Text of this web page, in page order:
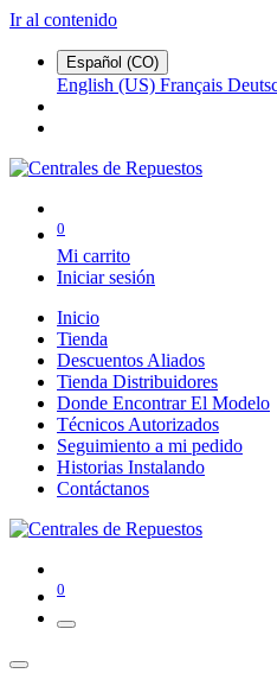
Ir al contenido
Español (CO)
English (US) Français
0
Mi carrito
Iniciar sesión
Inicio
Tienda
Descuentos Aliados
Tienda Distribuidores
Donde Encontrar El Modelo
Técnicos Autorizados
Seguimiento a mi pedido
Historias Instalando
Contáctanos
0